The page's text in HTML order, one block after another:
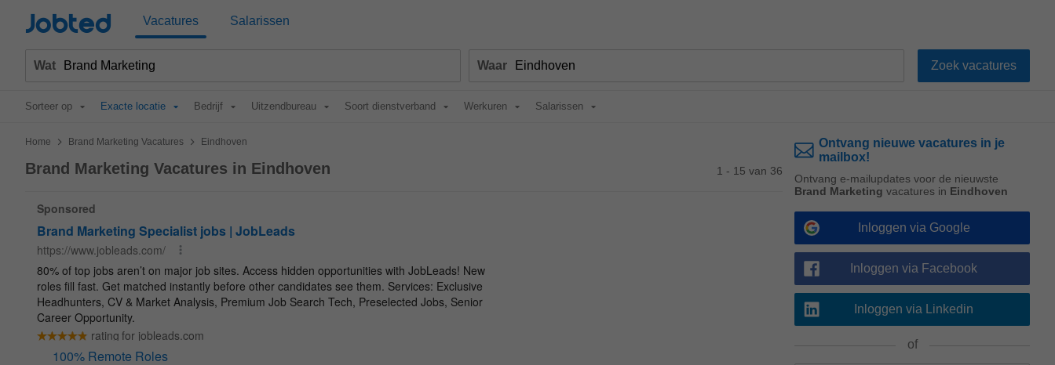
Jobted Vacatures Salarissen
Wat Waar
Sorteer op Exacte locatie Bedrijf Uitzendbureau Soort dienstverband Werkuren Salarissen
Home > Brand Marketing Vacatures > Eindhoven
Brand Marketing Vacatures in Eindhoven 1 - 15 van 36
Ontvang nieuwe vacatures in je
mailbox!
Ontvang e-mailupdates voor de nieuwste
Brand Marketing vacatures in Eindhoven
Inloggen via Google
Inloggen via Facebook
Inloggen via Linkedin
of